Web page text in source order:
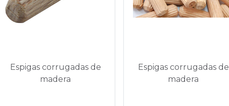
Espigas corrugadas de
madera
Espigas corrugadas de
madera